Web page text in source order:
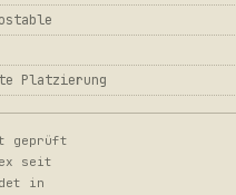
Platzierung
geprüft
seit
in